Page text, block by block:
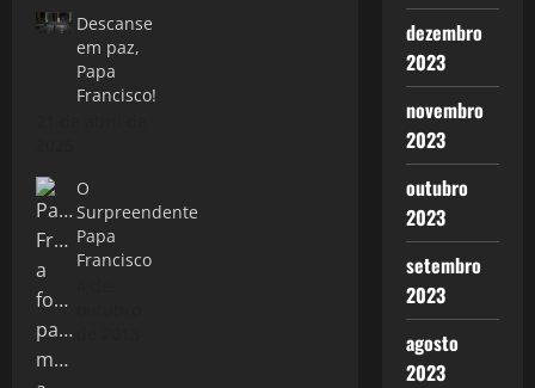
Descanse
em paz,
Papa
Francisco!
O
Surpreendente
Papa
Francisco
dezembro
2023
novembro
2023
outubro
2023
setembro
2023
agosto
2023